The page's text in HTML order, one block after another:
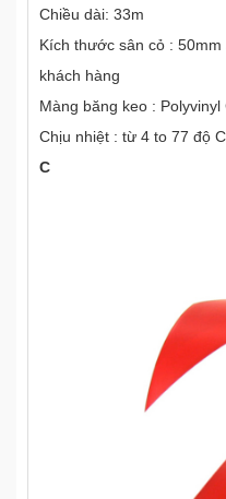
Chiều dài: 33m
Kích thước sân cỏ :
khách hàng
Màng băng keo : Polyvinyl
Chịu nhiệt : từ 4 to 77 độ
C